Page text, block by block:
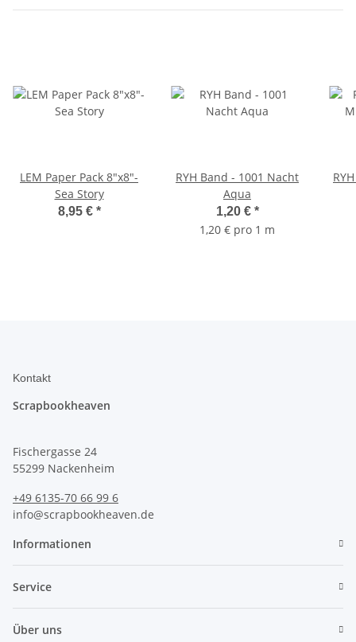
LEM Paper Pack 8"x8"-
Sea Story
8,95 € *
RYH Band - 1001 Nacht
Aqua
1,20 € *
1,20 € pro 1 m
Kontakt
Scrapbookheaven
Fischergasse 24
55299 Nackenheim
+49 6135-70 66 99 6
info@scrapbookheaven.de
Informationen
Service
Über uns